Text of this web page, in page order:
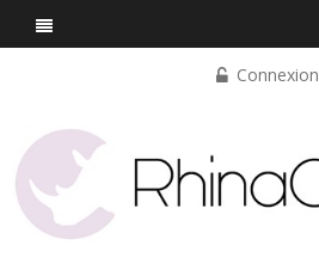
Connexion